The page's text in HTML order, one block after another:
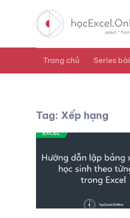
Trang chủ Series
Tag: Xếp hạng